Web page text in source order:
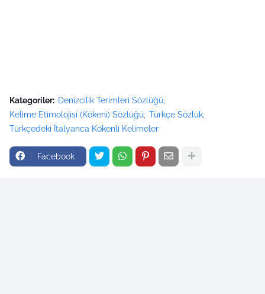
Kategoriler: Denizcilik Terimleri Sözlüğü
Kelime Etimolojisi (Kökeni) Sözlüğü Türkçe Sözlük
Türkçedeki İtalyanca Kökenli Kelimeler
Facebook